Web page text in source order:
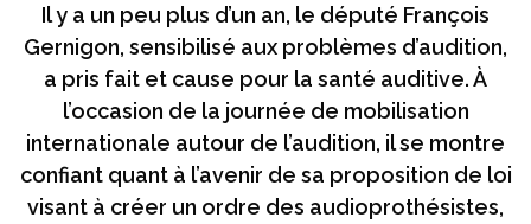
Il y a un peu plus d’un an, le député François
Gernigon, sensibilisé aux problèmes d’audition,
a pris fait et cause pour la santé auditive. À
l’occasion de la journée de mobilisation
internationale autour de l’audition, il se montre
confiant quant à l’avenir de sa proposition de loi
visant à créer un ordre des audioprothésistes,